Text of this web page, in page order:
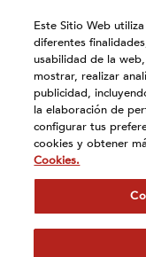
cuenta
sistema
accesibilidad.
17 Feb 2026
3% en
Este Sitio Web
diferentes
usabilidad de la
mostrar, realizar
publicidad,
la elaboración de
configurar tus
cookies y obtener
Cookies.